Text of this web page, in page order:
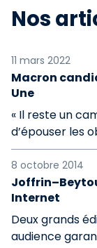
Nos
11 mars 2022
Macron
Une
« Il reste un
d’épouser les
8 octobre 2014
Internet
Deux grands
audience